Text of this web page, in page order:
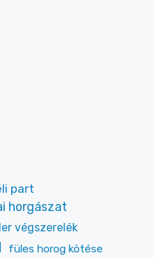
part
horgászat
végszerelék
füles horog kötése